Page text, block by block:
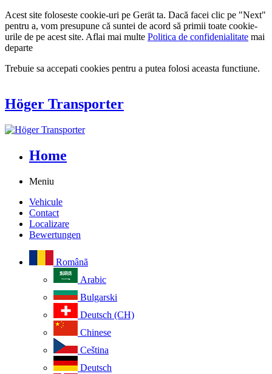
Acest site foloseste cookie-uri pe Gerät ta. Dacă facei clic pe "Next"
pentru a, vom presupune că suntei de acord să primii toate cookie-
urile de pe acest site. Aflai mai multe Politica de confidenialitate mai
departe
Trebuie sa accepati cookies pentru a putea folosi aceasta functiune.
Höger Transporter
Home
Meniu
Vehicule
Contact
Localizare
Bewertungen
Românã
Arabic
Bulgarski
Deutsch (CH)
Chinese
Ceština
Deutsch